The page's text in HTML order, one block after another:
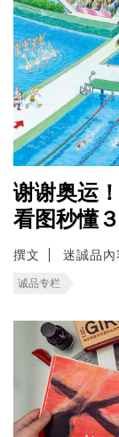
谢谢奥运
看图秒懂
撰文 迷誠品內
诚品专栏